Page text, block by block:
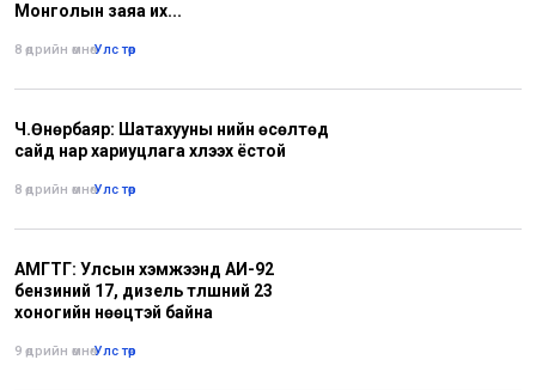
Монголын заяа их...
8 өдрийн өмнө•Улс төр
Ч.Өнөрбаяр: Шатахууны үнийн өсөлтөд
сайд нар хариуцлага хүлээх ёстой
8 өдрийн өмнө•Улс төр
АМГТГ: Улсын хэмжээнд АИ-92
бензиний 17, дизель түлшний 23
хоногийн нөөцтэй байна
9 өдрийн өмнө•Улс төр